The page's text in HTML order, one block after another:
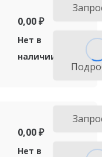
0,00₽
Нет в
наличии
0,00₽
Нет в